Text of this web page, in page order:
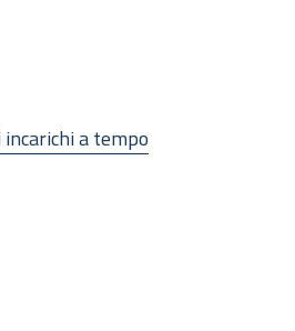
a tempo